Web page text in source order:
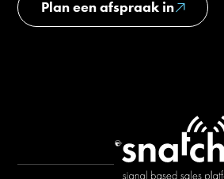
Plan een afspraak in